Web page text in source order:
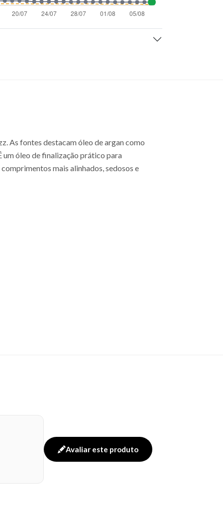
As fontes destacam óleo de argan como
um óleo de finalização prático para
mais alinhados, sedosos e
Avaliar este produto